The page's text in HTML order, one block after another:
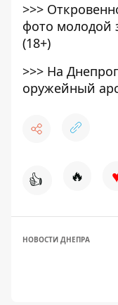
>>>
фото молодой
(18+)
>>> На
оружейный
👍 🔥
НОВОСТИ ДНЕПРА